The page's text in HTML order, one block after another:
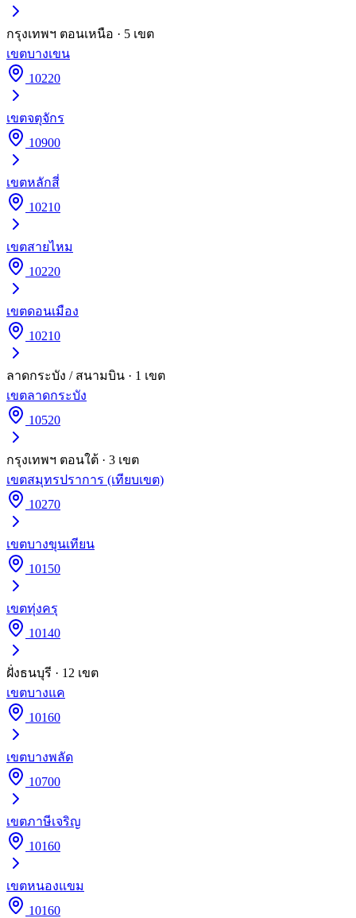
กรุงเทพฯ ตอนเหนือ · 5 เขต
เขตบางเขน
10220
เขตจตุจักร
10900
เขตหลักสี่
10210
เขตสายไหม
10220
เขตดอนเมือง
10210
ลาดกระบัง / สนามบิน · 1 เขต
เขตลาดกระบัง
10520
กรุงเทพฯ ตอนใต้ · 3 เขต
เขตสมุทรปราการ (เทียบเขต)
10270
เขตบางขุนเทียน
10150
เขตทุ่งครุ
10140
ฝั่งธนบุรี · 12 เขต
เขตบางแค
10160
เขตบางพลัด
10700
เขตภาษีเจริญ
10160
เขตหนองแขม
10160